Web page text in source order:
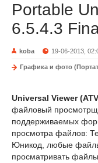
Portable
6.5.4.3
koba 19-06-2013,
Графика и фото
Universal Viewer
файловый
поддерживаемых
просмотра файлов:
Юникод, любые
просматривать